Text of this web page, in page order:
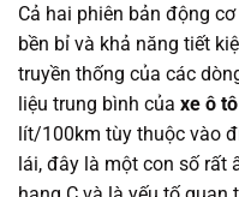
Cả hai phiên bản động
bền bỉ và khả năng tiết
truyền thống của các
liệu trung bình của xe ô
lít/100km tùy thuộc vào
lái, đây là một con số rất